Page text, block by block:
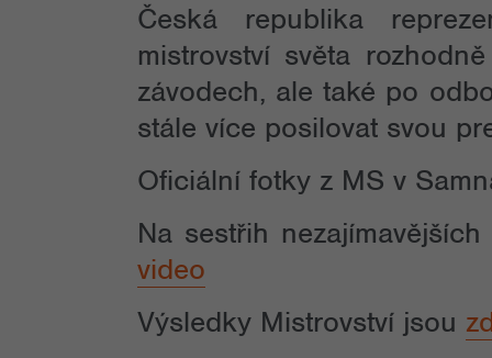
Česká republika
mistrovství světa
závodech, ale také po
stále více posilovat svou
Oficiální fotky z MS v
Na sestřih
video
Výsledky Mistrovství jsou